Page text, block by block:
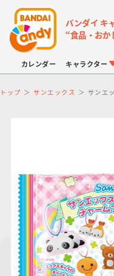
バンダイ キ
“食品・おか
カレンダー キャラクター
トップ サンエックス サンエ